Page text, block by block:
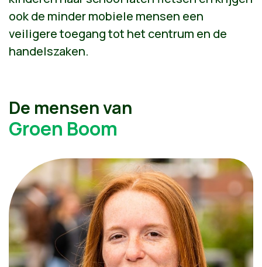
ook de minder mobiele mensen een
veiligere toegang tot het centrum en de
handelszaken.
De mensen van
Groen Boom